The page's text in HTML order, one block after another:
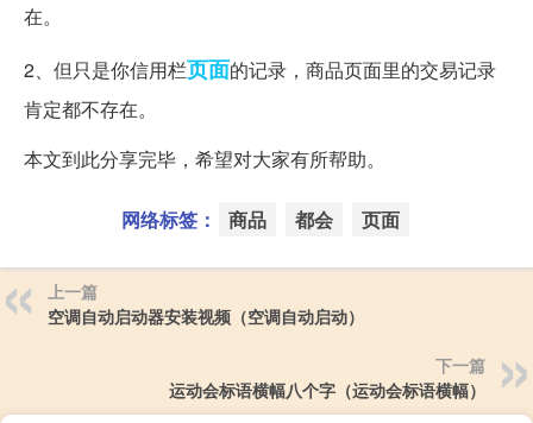
在。
2、但只是你信用栏页面的记录，商品页面里的交易记录
肯定都不存在。
本文到此分享完毕，希望对大家有所帮助。
网络标签： 商品 都会 页面
上一篇
空调自动启动器安装视频（空调自动启动）
下一篇
运动会标语横幅八个字（运动会标语横幅）